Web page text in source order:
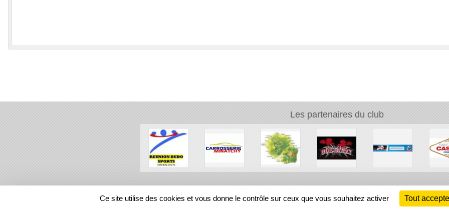
Les partenaires du club
REGIONS
Ce site utilise des cookies et vous donne le contrôle sur ceux que vous souhaitez activer Tout